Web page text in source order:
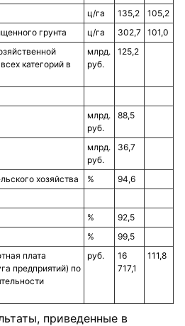
ц/га 135,2
105,2
грунта
ц/га 302,7 101,0
категорий в
млрд.
руб.
125,2
млрд.
руб.
88,5
млрд.
руб.
36,7
хозяйства %
94,6
%
92,5
%
99,5
плата
предприятий) по
руб.
16
717,1
111,8
приведенные в